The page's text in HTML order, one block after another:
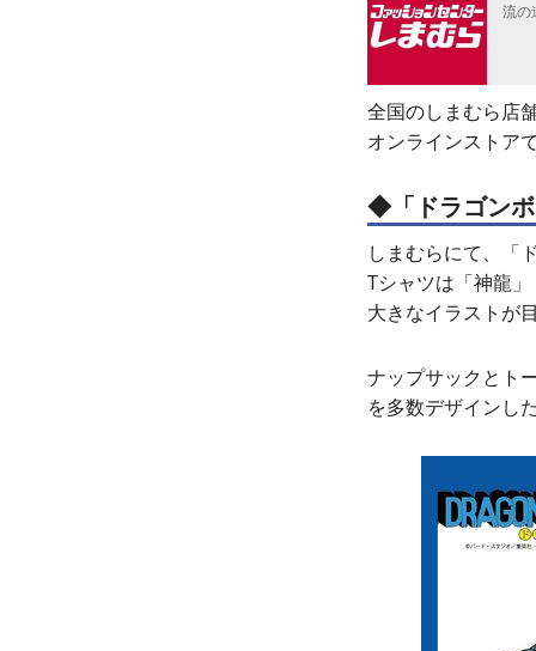
流の
全国のしまむら店
オンラインストア
◆「ドラゴン
しまむらにて、「
Tシャツは「神龍
大きなイラストが
ナップサックとト
を多数デザインし